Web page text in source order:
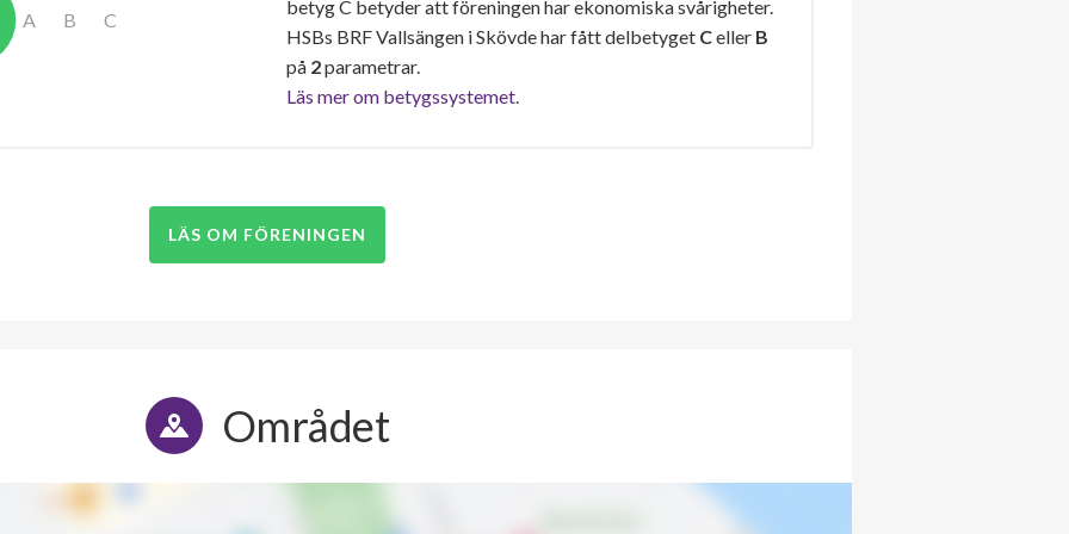
betyg C betyder att föreningen har ekonomiska svårigheter.
HSBs BRF Vallsängen i Skövde har fått delbetyget Celler B
på 2parametrar.
Läs mer om betygssystemet.
LÄS OM FÖRENINGEN
Området